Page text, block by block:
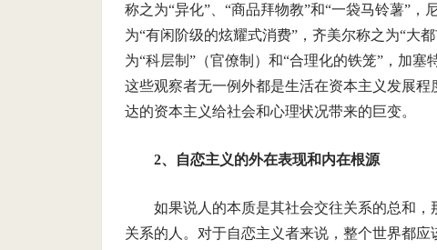
称之为“异化”、“商品拜物教”和“一袋马铃薯”，
为“有闲阶级的炫耀式消费”，齐美尔称之为“大
为“科层制”（官僚制）和“合理化的铁笼”，加塞
这些观察者无一例外都是生活在资本主义发展
达的资本主义给社会和心理状况带来的巨变。
2、 自恋主义的外在表现和内在根源
如果说人的本质是其社会交往关系的总和
关系的人。对于自恋主义者来说，整个世界都